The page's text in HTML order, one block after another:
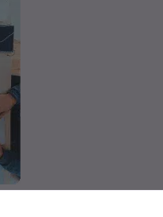
Anbieter von